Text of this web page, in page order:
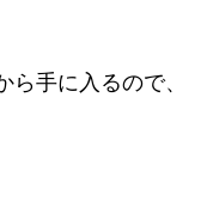
手に入るので、